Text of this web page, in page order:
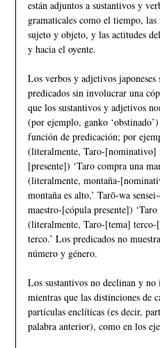
están adjuntos a sustantivos y
gramaticales como el tiempo,
sujeto y objeto, y las actitudes
y hacia el oyente.
Los verbos y adjetivos
predicados sin involucrar una
que los sustantivos y adjetivos
(por ejemplo, ganko
función de predicación; por
(literalmente, Taro-[nominativo]
[presente]) ‘Taro compra una
(literalmente, montaña-
montaña es alto,’ Tarō-wa
maestro-[cópula presente])
(literalmente, Taro-[tema] terco-
terco.’ Los predicados no
número y género.
Los sustantivos no declinan y
mientras que las distinciones de
partículas enclíticas (es decir,
palabra anterior), como en los